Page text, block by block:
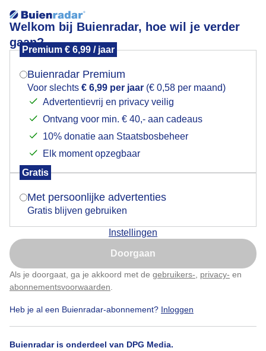
Welkom bij Buienradar, hoe wil je verder
gaan?
Premium € 6,99 / jaar
Buienradar Premium
Voor slechts € 6,99 per jaar (€ 0,58 per maand)
Advertentievrij en privacy veilig
Ontvang voor min. € 40,- aan cadeaus
10% donatie aan Staatsbosbeheer
Elk moment opzegbaar
Gratis
Met persoonlijke advertenties
Gratis blijven gebruiken
Instellingen
Doorgaan
Als je doorgaat, ga je akkoord met de gebruikers- privacy- en
abonnementsvoorwaarden
Heb je al een Buienradar-abonnement? Inloggen
Buienradar is onderdeel van DPG Media.
Zonsopkomst Vlieland vanmorgen
zonsopkomst foto gemaakt om 07:49
Door: Gerard Koster Joenje
Mogen we je locatie gebruiken voor het
Indien je hier nog geen akkoord op hebt gegeven,
verschijnt er zo een pop-up uit je browser waarin
Is goed, toon de popup
Nu niet, misschien later
Klik hierom dit aan te passen